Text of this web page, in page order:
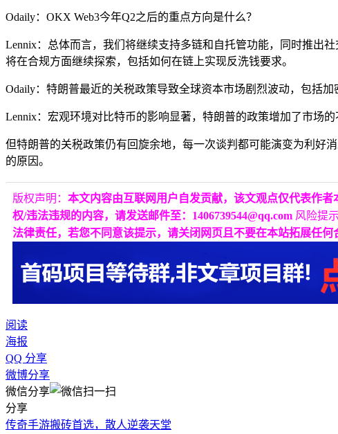
Odaily：OKX Web3今年Q2之后的重点方向是什么？
Lennix：总体而言，我们将继续支持多链和自托管功能，同时推出
将在合规方面继续探索，包括如何在链上实现反洗钱要求。
Odaily：特朗普最近的关税政策导致全球资本市场剧烈波动，包括
Lennix：宏观环境对比特币的影响显著，特朗普的政策增加了市场
但特朗普的关税政策仍有回旋余地，每一次谈判都可能演变为利好
的原因。
版权声明： 本文内容由互联网用户自发贡献，该文观点仅代表作
权/违法违规的内容，请发送邮件至：1406739544@qq.com 风险提示
法律责任，若您不同意该提示，请关闭网页且不要在本站拓展任何
阅读
海报
QQ 分享
微博分享
微信分享
分享
传奇手游搬砖首选，散人逆袭天堂